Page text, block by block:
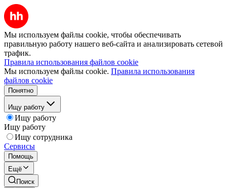
Мы используем файлы cookie, чтобы обеспечивать
правильную работу нашего веб-сайта и анализировать сетевой
трафик.
Правила использования файлов cookie
Мы используем файлы cookie. Правила использования
файлов cookie
Понятно
Ищу работу
Ищу работу
Ищу работу
Ищу сотрудника
Сервисы
Помощь
Ещё
Поиск